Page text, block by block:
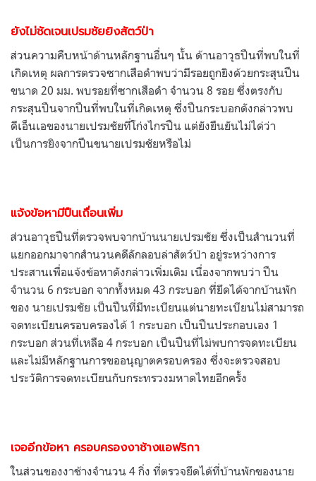
ยังไม่ชัดเจนเปรมชัยยิงสัตว์ป่า
ส่วนความคืบหน้าด้านหลักฐานอื่นๆ นั้น ด้านอาวุธปืนที่พบในที่
เกิดเหตุ ผลการตรวจซากเสือดำพบว่ามีรอยถูกยิงด้วยกระสุนปืน
ขนาด 20 มม. พบรอยที่ซากเสือดำ จำนวน 8 รอย ซึ่งตรงกับ
กระสุนปืนจากปืนที่พบในที่เกิดเหตุ ซึ่งปืนกระบอกดังกล่าวพบ
ดีเอ็นเอของนายเปรมชัยที่โก่งไกรปืน แต่ยังยืนยันไม่ได่ว่า
เป็นการยิงจากปืนขนายเปรมชัยหรือไม่
แจ้งข้อหามีปืนเถื่อนเพิ่ม
ส่วนอาวุธปืนที่ตรวจพบจากบ้านนายเปรมชัย ซึ่งเป็นสำนวนที่
แยกออกมาจากสำนวนคดีลักลอบล่าสัตว์ป่า อยู่ระหว่างการ
ประสานเพื่อแจ้งข้อหาดังกล่าวเพิ่มเติม เนื่องจากพบว่า ปืน
จำนวน 6 กระบอก จากทั้งหมด 43 กระบอก ที่ยึดได้จากบ้านพัก
ของ นายเปรมชัย เป็นปืนที่มีทะเบียนแต่นายทะเบียนไม่สามารถ
จดทะเบียนครอบครองได้ 1 กระบอก เป็นปืนประกอบเอง 1
กระบอก ส่วนที่เหลือ 4 กระบอก เป็นปืนที่ไม่พบการจดทะเบียน
และไม่มีหลักฐานการขออนุญาตครอบครอง ซึ่งจะตรวจสอบ
ประวัติการจดทะเบียนกับกระทรวงมหาดไทยอีกครั้ง
เจออีกข้อหา ครอบครองงาช้างแอฟริกา
ในส่วนของงาช้างจำนวน 4 กิ่ง ที่ตรวจยึดได้ที่บ้านพักของนาย